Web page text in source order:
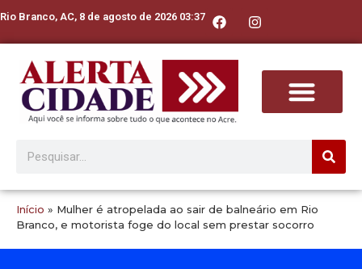
Rio Branco, AC, 8 de agosto de 2026 03:37
Início » Mulher é atropelada ao sair de balneário em Rio
Branco, e motorista foge do local sem prestar socorro